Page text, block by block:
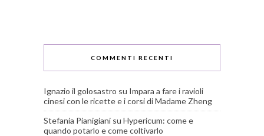
COMMENTI RECENTI
Ignazio il golosastro su Impara a fare i ravioli
cinesi con le ricette e i corsi di Madame Zheng
Stefania Pianigiani su Hypericum: come e
quando potarlo e come coltivarlo